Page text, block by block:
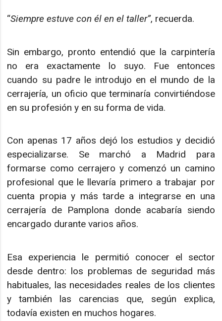
“Siempre estuve con él en el taller”, recuerda.
Sin embargo, pronto entendió que la carpintería
no era exactamente lo suyo. Fue entonces
cuando su padre le introdujo en el mundo de la
cerrajería, un oficio que terminaría convirtiéndose
en su profesión y en su forma de vida.
Con apenas 17 años dejó los estudios y decidió
especializarse. Se marchó a Madrid para
formarse como cerrajero y comenzó un camino
profesional que le llevaría primero a trabajar por
cuenta propia y más tarde a integrarse en una
cerrajería de Pamplona donde acabaría siendo
encargado durante varios años.
Esa experiencia le permitió conocer el sector
desde dentro: los problemas de seguridad más
habituales, las necesidades reales de los clientes
y también las carencias que, según explica,
todavía existen en muchos hogares.